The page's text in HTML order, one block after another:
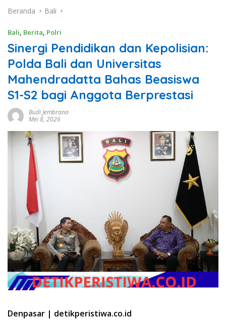
Beranda Bali
Bali, Berita, Polri
Sinergi Pendidikan dan Kepolisian:
Polda Bali dan Universitas
Mahendradatta Bahas Beasiswa
S1-S2 bagi Anggota Berprestasi
Budi Jembrana
Mei 8, 2026
Denpasar | detikperistiwa.co.id